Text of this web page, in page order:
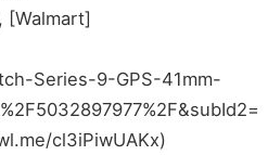
[Walmart]
Series-9-GPS-41mm-
cl3iPiwUAKx)